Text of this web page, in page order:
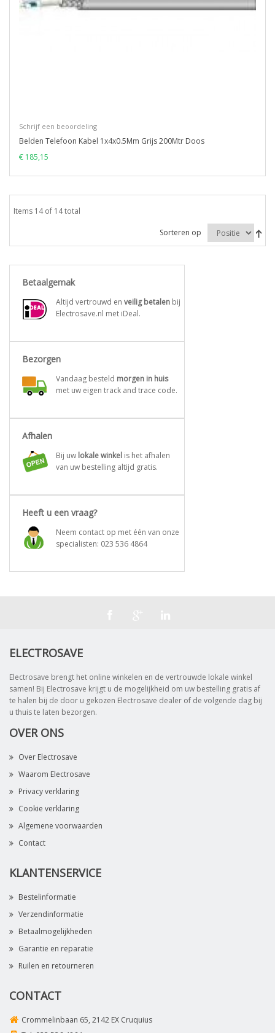
Schrijf een beoordeling
Belden Telefoon Kabel 1x4x0.5Mm Grijs 200Mtr Doos
€ 185,15
Items 14 of 14 total
Sorteren op
Betaalgemak
Altijd vertrouwd en veilig betalen bij
Electrosave.nl met iDeal.
Bezorgen
Vandaag besteld morgen in huis
met uw eigen track and trace code.
Afhalen
Bij uw lokale winkel is het afhalen
van uw bestelling altijd gratis.
Heeft u een vraag?
Neem contact op met één van onze
specialisten: 023 536 4864
ELECTROSAVE
Electrosave brengt het online winkelen en de vertrouwde lokale winkel
samen! Bij Electrosave krijgt u de mogelijkheid om uw bestelling gratis af
te halen bij de door u gekozen Electrosave dealer of de volgende dag bij
u thuis te laten bezorgen.
OVER ONS
Over Electrosave
Waarom Electrosave
Privacy verklaring
Cookie verklaring
Algemene voorwaarden
Contact
KLANTENSERVICE
Bestelinformatie
Verzendinformatie
Betaalmogelijkheden
Garantie en reparatie
Ruilen en retourneren
CONTACT
Crommelinbaan 65, 2142 EX Cruquius